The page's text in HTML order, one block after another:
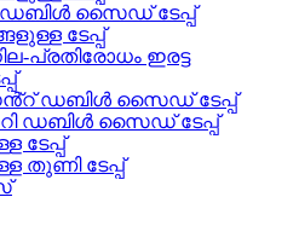
ഡബിൾ സൈഡ് ടേപ്പ്
ടേപ്പ്
പ്രതിരോധം ഇരട്ട
ഡബിൾ സൈഡ് ടേപ്പ്
ഡബിൾ സൈഡ് ടേപ്പ്
ടേപ്പ്
തുണി ടേപ്പ്